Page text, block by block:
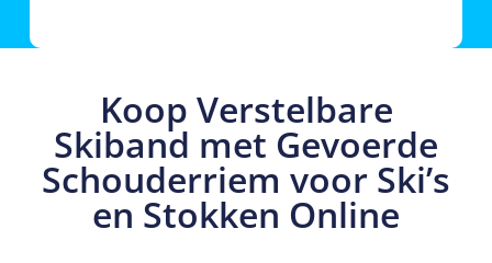
Koop Verstelbare
Skiband met Gevoerde
Schouderriem voor Ski’s
en Stokken Online